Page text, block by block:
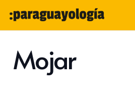
Mojar